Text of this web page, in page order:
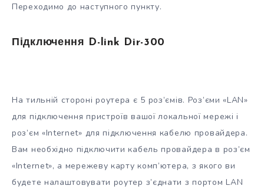
Переходимо до наступного пункту.
Підключення D-link Dir-300
На тильній стороні роутера є 5 роз’ємів. Роз’єми «LAN»
для підключення пристроїв вашої локальної мережі і
роз’єм «Internet» для підключення кабелю провайдера.
Вам необхідно підключити кабель провайдера в роз’єм
«Internet», а мережеву карту комп’ютера, з якого ви
будете налаштовувати роутер з’єднати з портом LAN